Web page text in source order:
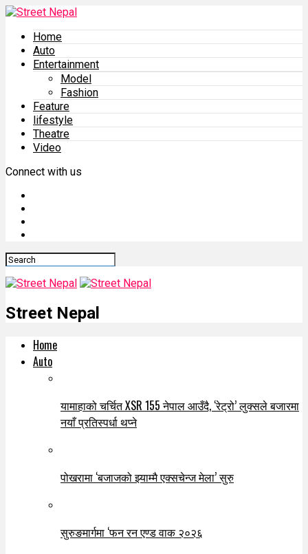
Home
Auto
Entertainment
Model
Fashion
Feature
lifestyle
Theatre
Video
Connect with us
Street Nepal
Home
Auto
यामाहाको चर्चित XSR 155 नेपाल आउँदै, ‘रेट्रो’ लुक्सले बजारमा
नयाँ प्रतिस्पर्धा थप्ने
पोखरामा ‘बजाजको झ्याम्मै एक्सचेन्ज मेला’ सुरु
सुरुङमार्गमा ‘फन रन एण्ड वाक २०२६